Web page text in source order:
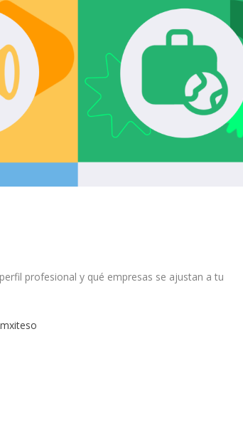
profesional y qué empresas se ajustan a tu